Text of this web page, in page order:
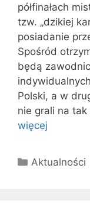
półfinałach
tzw. „dzikiej
posiadanie
Spośród
będą
Polski, a w
nie grali na
więcej
Kategorie
Aktualności